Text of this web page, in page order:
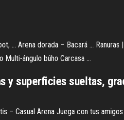
... Arena dorada – Bacará ... Ranuras
Multi-ángulo búho Carcasa ...
y superficies sueltas,
Casual Arena Juega con tus amigos